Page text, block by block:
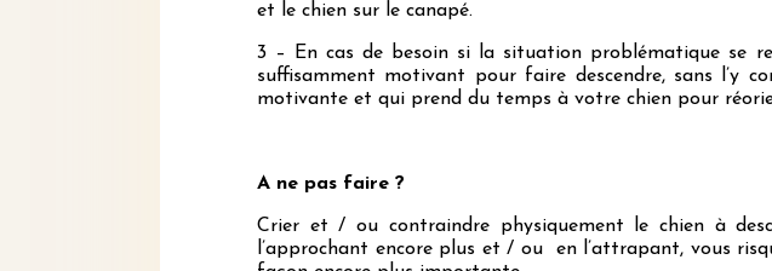
et le chien sur le canapé.
3 – En cas de besoin si la situation problématique se
suffisamment motivant pour faire descendre, sans l’y
motivante et qui prend du temps à votre chien pour
A ne pas faire ?
Crier et / ou contraindre physiquement le chien à
l’approchant encore plus et / ou en l’attrapant, vous